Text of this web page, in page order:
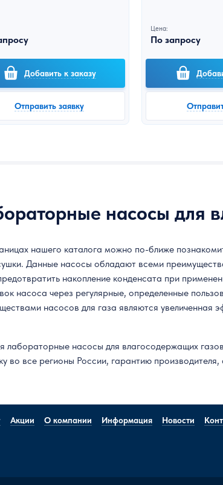
Добавить к заказу
Отправить заявку
Цена:
По запросу
насосы для
нашего каталога можно по-ближе
Данные насосы обладают всеми
накопление конденсата при
насоса через регулярные, определенные
насосов для газа являются увеличенная
лабораторные насосы для влагосодержащих
во все регионы России, гарантию
Акции О компании Информация Новости